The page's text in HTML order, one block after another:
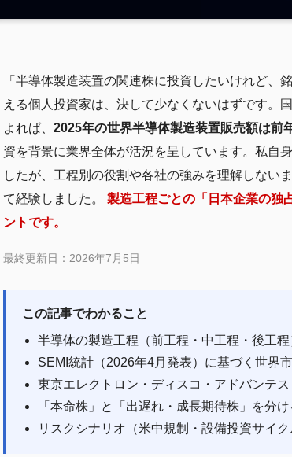
「半導体製造装置の関連株に投資したいけれど
える個人投資家は、決して少なくないはずです。
よれば、 2025年の世界半導体製造装置販売額は前
資を背景に業界全体が活況を呈しています。私自
したが、工程別の役割や各社の強みを理解しない
て経験しました。 製造工程ごとの「日本企業の独
ントです。
最終更新日：2026年7月5日
この記事でわかること
半導体の製造工程（前工程・中工程・後工
SEMI統計（2026年4月発表）に基づく世界
東京エレクトロン・ディスコ・アドバンテ
「本命株」と「出遅れ・成長期待株」を分
リスクシナリオ（米中規制・設備投資サイ